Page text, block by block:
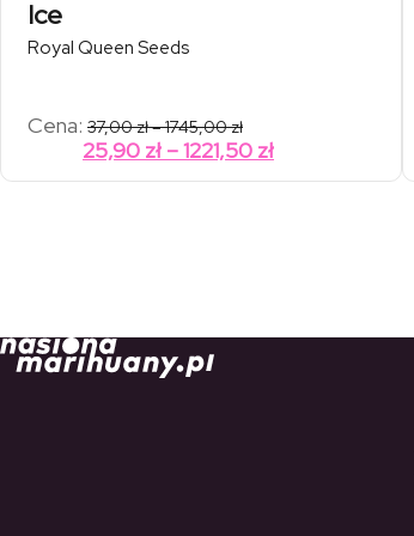
Ice
Royal Queen Seeds
Cena: 37,00zł–1745,00złZakres
cen:
od
37,00 zł
25,90 zł –1221,50 złZakres
cen: